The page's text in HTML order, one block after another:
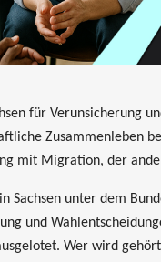
für Verunsicherung
Zusammenleben
mit Migration, der
Sachsen unter dem
und
Wer wird